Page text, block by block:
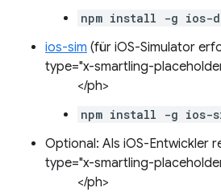
npm install -g ios-
ios-sim (für iOS-Simulator
type="x-smartling-
</ph>
npm install -g ios-
Optional: Als iOS-Entwickler
type="x-smartling-
</ph>